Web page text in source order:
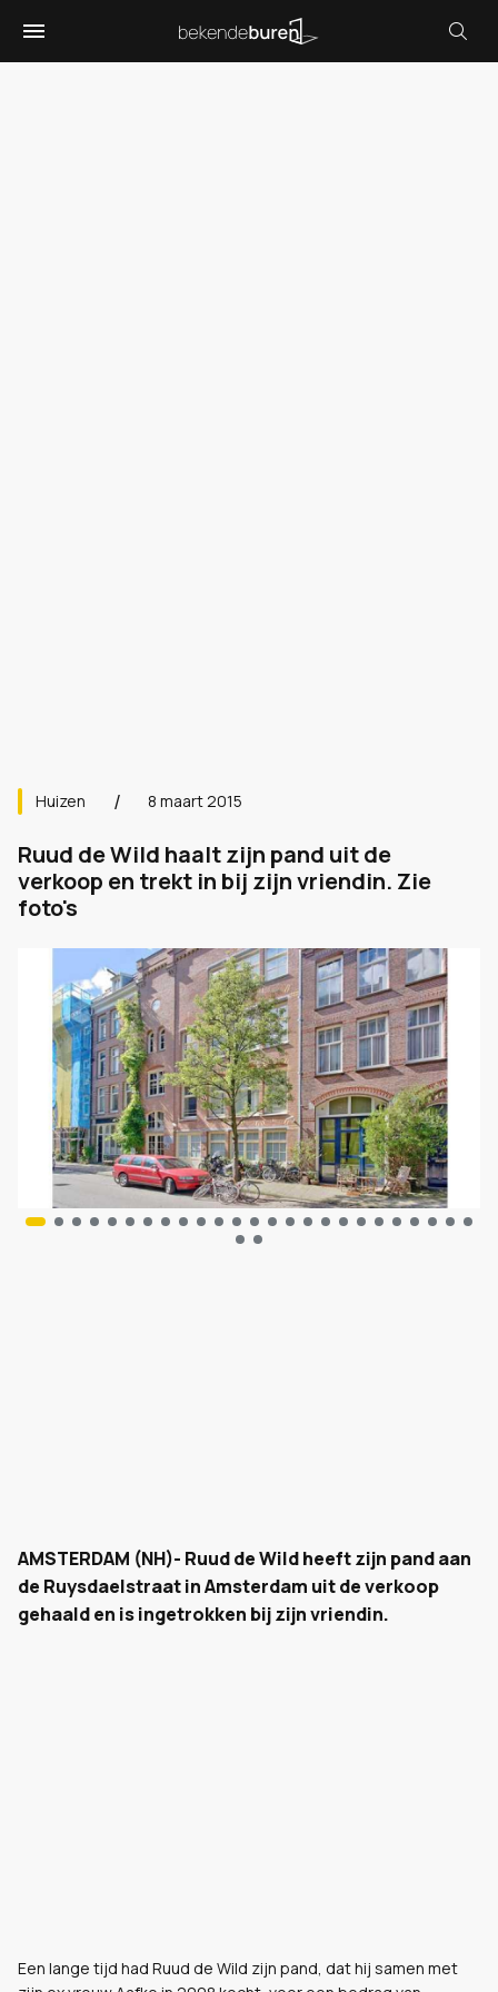
Huizen 8 maart 2015
Ruud de Wild haalt zijn pand uit de
verkoop en trekt in bij zijn vriendin. Zie
foto's
AMSTERDAM (NH)- Ruud de Wild heeft zijn pand aan
de Ruysdaelstraat in Amsterdam uit de verkoop
gehaald en is ingetrokken bij zijn vriendin.
Een lange tijd had Ruud de Wild zijn pand, dat hij samen met